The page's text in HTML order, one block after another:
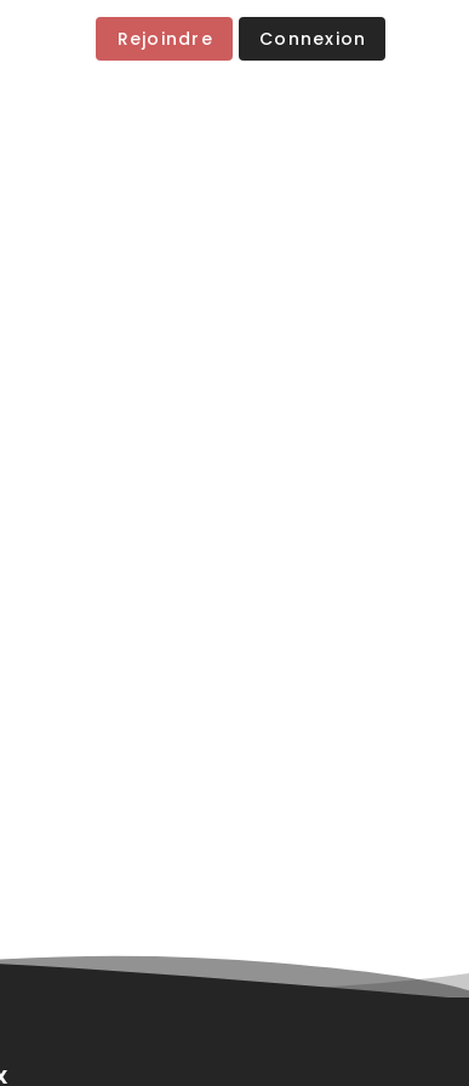
Rejoindre Connexion